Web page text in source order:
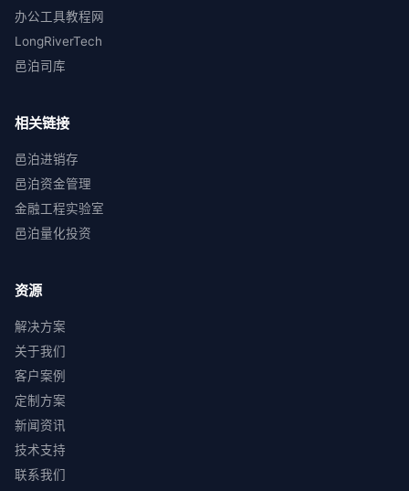
办公工具教程网
LongRiverTech
邑泊司库
相关链接
邑泊进销存
邑泊资金管理
金融工程实验室
邑泊量化投资
资源
解决方案
关于我们
客户案例
定制方案
新闻资讯
技术支持
联系我们